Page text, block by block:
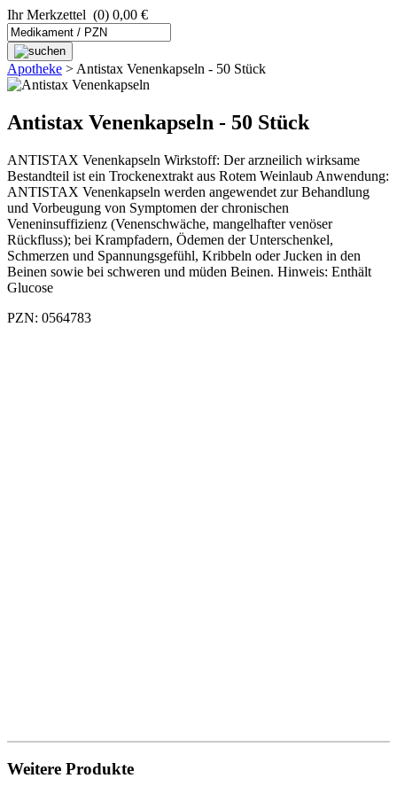
Ihr Merkzettel (0) 0,00 €
Apotheke > Antistax Venenkapseln - 50 Stück
Antistax Venenkapseln - 50 Stück
ANTISTAX Venenkapseln Wirkstoff: Der arzneilich wirksame
Bestandteil ist ein Trockenextrakt aus Rotem Weinlaub Anwendung:
ANTISTAX Venenkapseln werden angewendet zur Behandlung
und Vorbeugung von Symptomen der chronischen
Veneninsuffizienz (Venenschwäche, mangelhafter venöser
Rückfluss); bei Krampfadern, Ödemen der Unterschenkel,
Schmerzen und Spannungsgefühl, Kribbeln oder Jucken in den
Beinen sowie bei schweren und müden Beinen. Hinweis: Enthält
Glucose
PZN: 0564783
Weitere Produkte